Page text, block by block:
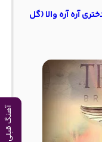
آهنگ قبلی
آره آره والا (گل